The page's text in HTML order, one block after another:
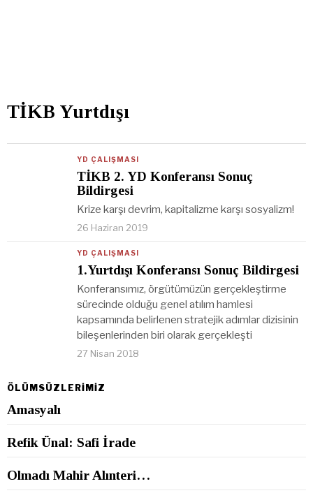
TİKB Yurtdışı
YD ÇALIŞMASI
TİKB 2. YD Konferansı Sonuç
Bildirgesi
Krize karşı devrim, kapitalizme karşı sosyalizm!
26 Haziran 2019
YD ÇALIŞMASI
1.Yurtdışı Konferansı Sonuç Bildirgesi
Konferansımız, örgütümüzün gerçekleştirme
sürecinde olduğu genel atılım hamlesi
kapsamında belirlenen stratejik adımlar dizisinin
bileşenlerinden biri olarak gerçekleşti
27 Nisan 2018
ÖLÜMSÜZLERİMİZ
Amasyalı
Refik Ünal: Safi İrade
Olmadı Mahir Alınteri…